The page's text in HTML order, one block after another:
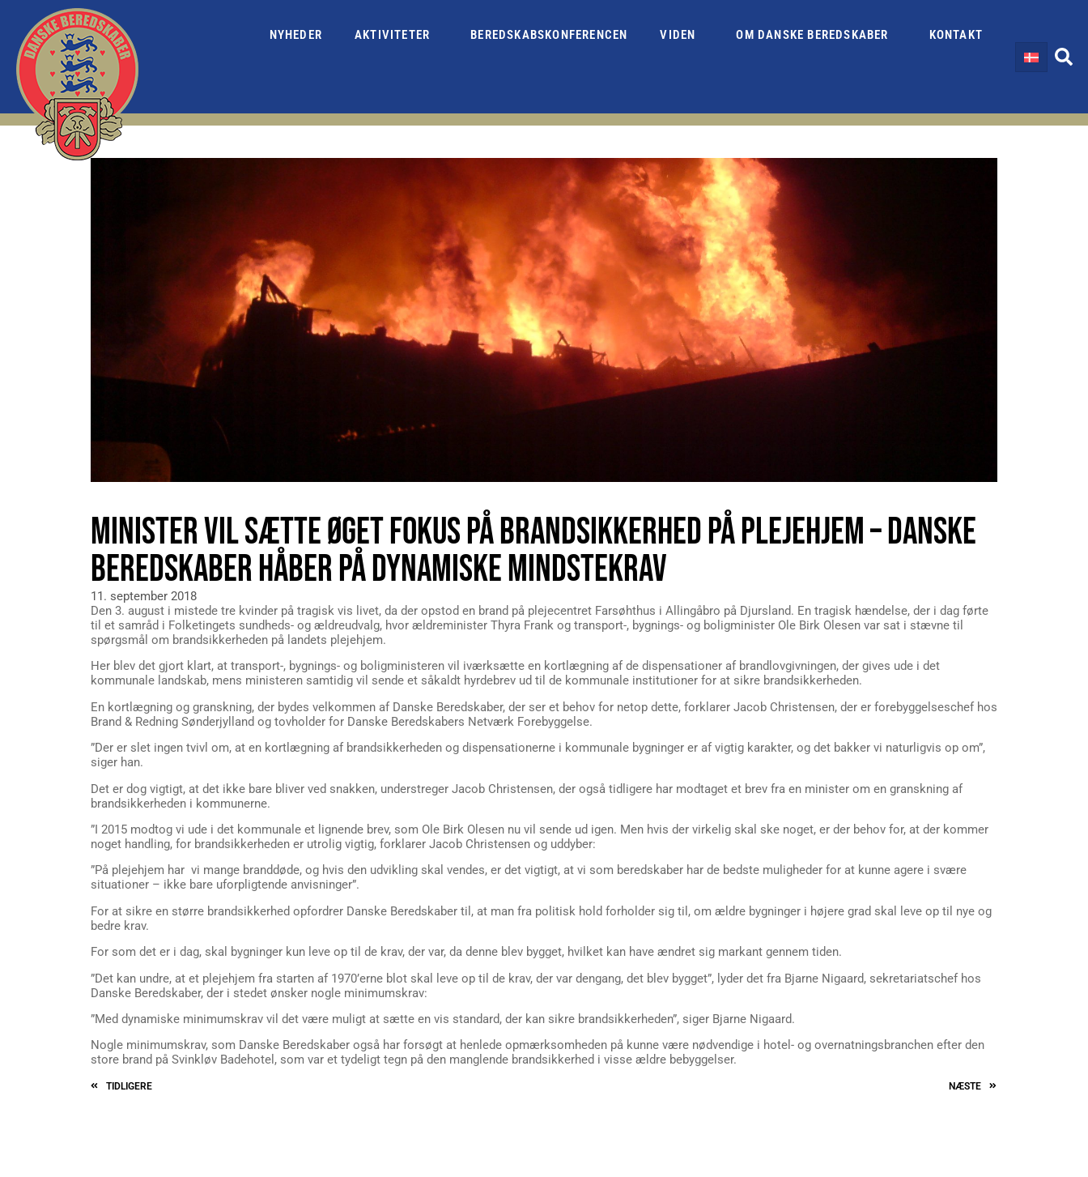
NYHEDER AKTIVITETER BEREDSKABSKONFERENCEN VIDEN OM DANSKE BEREDSKABER KONTAKT
MINISTER VIL SÆTTE ØGET FOKUS PÅ BRANDSIKKERHED PÅ PLEJEHJEM – DANSKE
BEREDSKABER HÅBER PÅ DYNAMISKE MINDSTEKRAV
11. september 2018
Den 3. august i mistede tre kvinder på tragisk vis livet, da der opstod en brand på plejecentret Farsøhthus i Allingåbro på Djursland. En tragisk hændelse, der i dag førte
til et samråd i Folketingets sundheds- og ældreudvalg, hvor ældreminister Thyra Frank og transport-, bygnings- og boligminister Ole Birk Olesen var sat i stævne til
spørgsmål om brandsikkerheden på landets plejehjem.
Her blev det gjort klart, at transport-, bygnings- og boligministeren vil iværksætte en kortlægning af de dispensationer af brandlovgivningen, der gives ude i det
kommunale landskab, mens ministeren samtidig vil sende et såkaldt hyrdebrev ud til de kommunale institutioner for at sikre brandsikkerheden.
En kortlægning og granskning, der bydes velkommen af Danske Beredskaber, der ser et behov for netop dette, forklarer Jacob Christensen, der er forebyggelseschef hos
Brand & Redning Sønderjylland og tovholder for Danske Beredskabers Netværk Forebyggelse.
”Der er slet ingen tvivl om, at en kortlægning af brandsikkerheden og dispensationerne i kommunale bygninger er af vigtig karakter, og det bakker vi naturligvis op om”,
siger han.
Det er dog vigtigt, at det ikke bare bliver ved snakken, understreger Jacob Christensen, der også tidligere har modtaget et brev fra en minister om en granskning af
brandsikkerheden i kommunerne.
”I 2015 modtog vi ude i det kommunale et lignende brev, som Ole Birk Olesen nu vil sende ud igen. Men hvis der virkelig skal ske noget, er der behov for, at der kommer
noget handling, for brandsikkerheden er utrolig vigtig, forklarer Jacob Christensen og uddyber:
”På plejehjem har vi mange branddøde, og hvis den udvikling skal vendes, er det vigtigt, at vi som beredskaber har de bedste muligheder for at kunne agere i svære
situationer – ikke bare uforpligtende anvisninger”.
For at sikre en større brandsikkerhed opfordrer Danske Beredskaber til, at man fra politisk hold forholder sig til, om ældre bygninger i højere grad skal leve op til nye og
bedre krav.
For som det er i dag, skal bygninger kun leve op til de krav, der var, da denne blev bygget, hvilket kan have ændret sig markant gennem tiden.
”Det kan undre, at et plejehjem fra starten af 1970’erne blot skal leve op til de krav, der var dengang, det blev bygget”, lyder det fra Bjarne Nigaard, sekretariatschef hos
Danske Beredskaber, der i stedet ønsker nogle minimumskrav:
”Med dynamiske minimumskrav vil det være muligt at sætte en vis standard, der kan sikre brandsikkerheden”, siger Bjarne Nigaard.
Nogle minimumskrav, som Danske Beredskaber også har forsøgt at henlede opmærksomheden på kunne være nødvendige i hotel- og overnatningsbranchen efter den
store brand på Svinkløv Badehotel, som var et tydeligt tegn på den manglende brandsikkerhed i visse ældre bebyggelser.
TIDLIGERE NÆSTE